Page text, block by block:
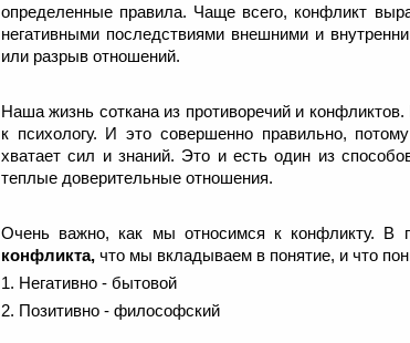
определенные правила. Чаще всего, конфликт
негативными последствиями внешними и
или разрыв отношений.
Наша жизнь соткана из противоречий и
к психологу. И это совершенно правильно,
хватает сил и знаний. Это и есть один из
теплые доверительные отношения.
Очень важно, как мы относимся к конфликту. В
конфликта, что мы вкладываем в понятие, и что
1. Негативно - бытовой
2. Позитивно - философский